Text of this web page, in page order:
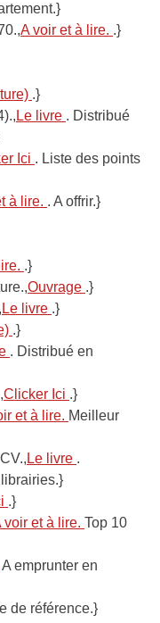
A voir et à lire. .}
.}
Le livre . Distribué
Ici . Liste des points
à lire. . A offrir.}
.}
Ouvrage .}
Le livre .}
.}
. Distribué en
Clicker Ici .}
et à lire. Meilleur
Le livre .
.}
voir et à lire. Top 10
A emprunter en
de référence.}